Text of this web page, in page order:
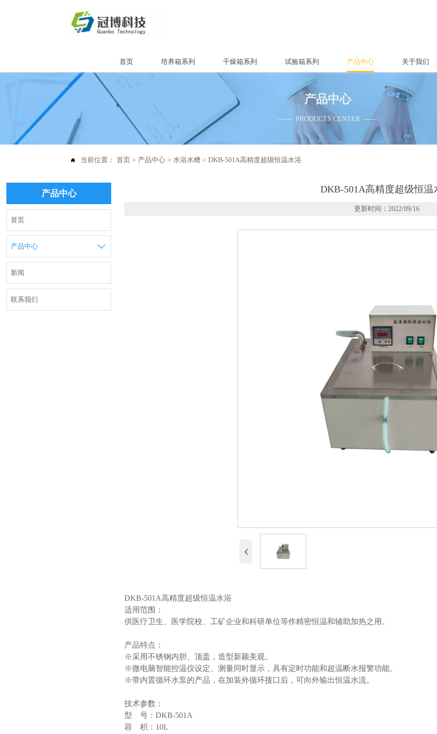
首页 培养箱系列 干燥箱系列 试验箱系列 产品中心 关于我们
产品中心
—— PRODUCTS CENTER ——
 当前位置：首页 > 产品中心 >水浴水槽 >DKB-501A高精度超级恒温水浴
产品中心
首页
产品中心 
新闻
联系我们
DKB-501A高精度超级恒温
更新时间：2022/09/16
‹
DKB-501A高精度超级恒温水浴
适用范围：
供医疗卫生、医学院校、工矿企业和科研单位等作精密恒温和辅助加热之用。
产品特点：
※采用不锈钢内胆、顶盖，造型新颖美观。
※微电脑智能控温仪设定、测量同时显示，具有定时功能和超温断水报警功能。
※带内置循环水泵的产品，在加装外循环接口后，可向外输出恒温水流。
技术参数：
型 号：DKB-501A
容 积：10L